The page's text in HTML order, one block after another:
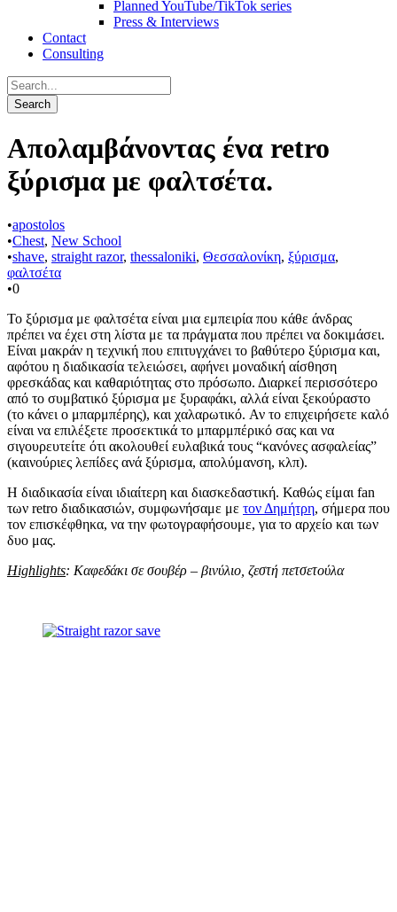
Planned YouTube/TikTok series
Press & Interviews
Contact
Consulting
Απολαμβάνοντας ένα retro
ξύρισμα με φαλτσέτα.
•apostolos
•Chest, New School
•shave, straight razor, thessaloniki, Θεσσαλονίκη, ξύρισμα,
φαλτσέτα
•0
Το ξύρισμα με φαλτσέτα είναι μια εμπειρία που κάθε άνδρας
πρέπει να έχει στη λίστα με τα πράγματα που πρέπει να δοκιμάσει.
Είναι μακράν η τεχνική που επιτυγχάνει το βαθύτερο ξύρισμα και,
αφότου η διαδικασία τελειώσει, αφήνει μοναδική αίσθηση
φρεσκάδας και καθαριότητας στο πρόσωπο. Διαρκεί περισσότερο
από το συμβατικό ξύρισμα με ξυραφάκι, αλλά είναι ξεκούραστο
(το κάνει ο μπαρμπέρης), και χαλαρωτικό. Αν το επιχειρήσετε καλό
είναι να επιλέξετε προσεκτικά το μπαρμπέρικό σας και να
σιγουρευτείτε ότι ακολουθεί ευλαβικά τους “κανόνες ασφαλείας”
(καινούριες λεπίδες ανά ξύρισμα, απολύμανση, κλπ).
Η διαδικασία είναι ιδιαίτερη και διασκεδαστική. Καθώς είμαι fan
των retro διαδικασιών, συμφωνήσαμε με τον Δημήτρη, σήμερα που
τον επισκέφθηκα, να την φωτογραφήσουμε, για το αρχείο και των
δυο μας.
Ηighlights: Καφεδάκι σε σουβέρ – βινύλιο, ζεστή πετσετούλα